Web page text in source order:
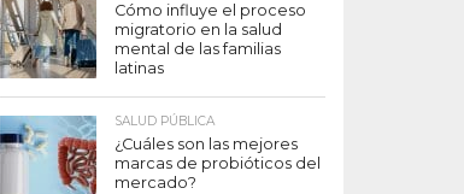
Cómo influye el proceso
migratorio en la salud
mental de las familias
latinas
SALUD PÚBLICA
¿Cuáles son las mejores
marcas de probióticos del
mercado?